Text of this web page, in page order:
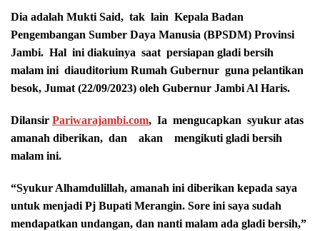
Dia adalah Mukti Said, tak lain Kepala Badan
Pengembangan Sumber Daya Manusia (BPSDM) Provinsi
Jambi. Hal ini diakuinya saat persiapan gladi bersih
malam ini diauditorium Rumah Gubernur guna pelantikan
besok, Jumat (22/09/2023) oleh Gubernur Jambi Al Haris.
Dilansir Pariwarajambi.com, Ia mengucapkan syukur atas
amanah diberikan, dan akan mengikuti gladi bersih
malam ini.
“Syukur Alhamdulillah, amanah ini diberikan kepada saya
untuk menjadi Pj Bupati Merangin. Sore ini saya sudah
mendapatkan undangan, dan nanti malam ada gladi bersih,”